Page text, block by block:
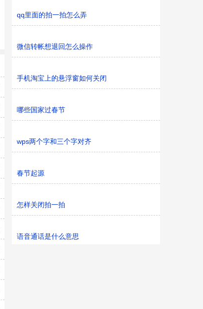
qq里面的拍一拍怎么弄
微信转帐想退回怎么操作
手机淘宝上的悬浮窗如何关闭
哪些国家过春节
wps两个字和三个字对齐
春节起源
怎样关闭拍一拍
语音通话是什么意思